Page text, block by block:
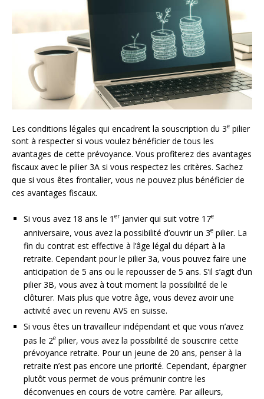
Les conditions légales qui encadrent la souscription du 3e pilier
sont à respecter si vous voulez bénéficier de tous les
avantages de cette prévoyance. Vous profiterez des avantages
fiscaux avec le pilier 3A si vous respectez les critères. Sachez
que si vous êtes frontalier, vous ne pouvez plus bénéficier de
ces avantages fiscaux.
Si vous avez 18 ans le 1 erjanvier qui suit votre 17e
anniversaire, vous avez la possibilité d’ouvrir un 3e pilier. La
fin du contrat est effective à l’âge légal du départ à la
retraite. Cependant pour le pilier 3a, vous pouvez faire une
anticipation de 5 ans ou le repousser de 5 ans. S’il s’agit d’un
pilier 3B, vous avez à tout moment la possibilité de le
clôturer. Mais plus que votre âge, vous devez avoir une
activité avec un revenu AVS en suisse.
Si vous êtes un travailleur indépendant et que vous n’avez
pas le 2e pilier, vous avez la possibilité de souscrire cette
prévoyance retraite. Pour un jeune de 20 ans, penser à la
retraite n’est pas encore une priorité. Cependant, épargner
plutôt vous permet de vous prémunir contre les
déconvenues en cours de votre carrière. Par ailleurs,